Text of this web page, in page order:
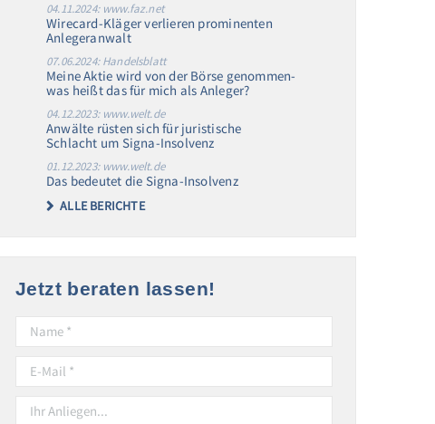
04.11.2024: www.faz.net
Wirecard-Kläger verlieren prominenten
Anlegeranwalt
07.06.2024: Handelsblatt
Meine Aktie wird von der Börse genommen-
was heißt das für mich als Anleger?
04.12.2023: www.welt.de
Anwälte rüsten sich für juristische
Schlacht um Signa-Insolvenz
01.12.2023: www.welt.de
Das bedeutet die Signa-Insolvenz
ALLE BERICHTE
Jetzt beraten lassen!